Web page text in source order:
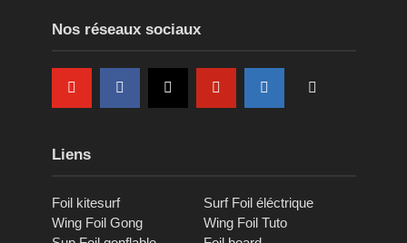
Nos réseaux sociaux
Liens
Foil kitesurf
Surf Foil éléctrique
Wing Foil Gong
Wing Foil Tuto